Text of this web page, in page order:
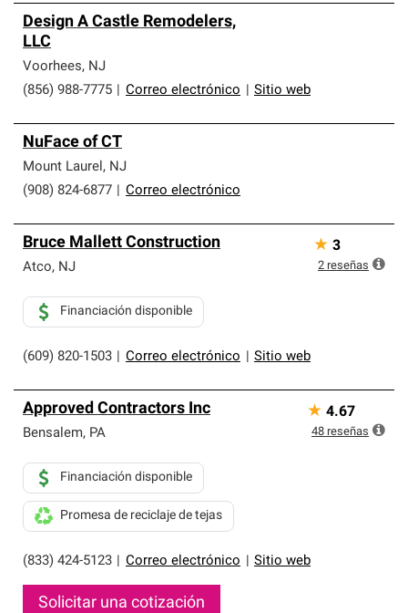
Design A Castle Remodelers,
LLC
Voorhees, NJ
(856) 988-7775
Correo electrónico Sitio web
NuFace of CT
Mount Laurel, NJ
(908) 824-6877
Correo electrónico
Bruce Mallett Construction
Atco, NJ
(609) 820-1503 Correo electrónico Sitio web
Financiación disponible
★ 3
2 reseñas
Approved Contractors Inc
Bensalem, PA
(833) 424-5123 Correo electrónico Sitio web
Financiación disponible
Promesa de reciclaje de tejas
Solicitar una cotización
★ 4.67
48 reseñas